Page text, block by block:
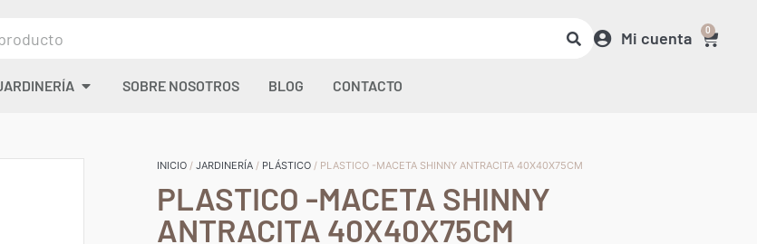
Mi cuenta 0
SOBRE NOSOTROS BLOG CONTACTO
INICIO / JARDINERÍA / PLÁSTICO / PLASTICO -MACETA SHINNY ANTRACITA 40X40X75CM
PLASTICO -MACETA SHINNY
ANTRACITA 40X40X75CM